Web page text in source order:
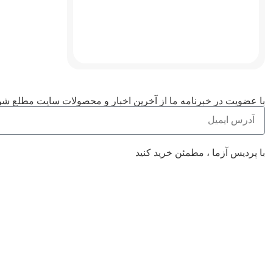
با عضویت در خبرنامه ما از آخرین اخبار و محصولات سایت مطلع
با پردیس آزما ، مطمئن خرید کنید